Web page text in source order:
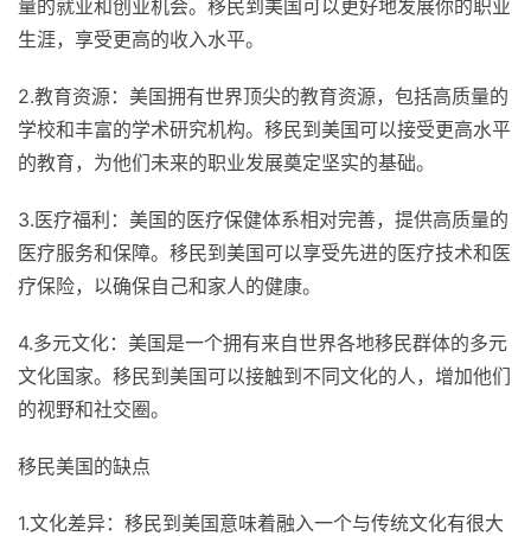
量的就业和创业机会。移民到美国可以更好地发展你的职业
生涯，享受更高的收入水平。
2.教育资源：美国拥有世界顶尖的教育资源，包括高质量的
学校和丰富的学术研究机构。移民到美国可以接受更高水平
的教育，为他们未来的职业发展奠定坚实的基础。
3.医疗福利：美国的医疗保健体系相对完善，提供高质量的
医疗服务和保障。移民到美国可以享受先进的医疗技术和医
疗保险，以确保自己和家人的健康。
4.多元文化：美国是一个拥有来自世界各地移民群体的多元
文化国家。移民到美国可以接触到不同文化的人，增加他们
的视野和社交圈。
移民美国的缺点
1.文化差异：移民到美国意味着融入一个与传统文化有很大